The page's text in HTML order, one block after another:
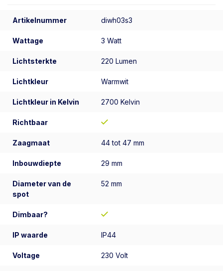
Artikelnummer diwh03s3
Wattage 3 Watt
Lichtsterkte 220 Lumen
Lichtkleur Warmwit
Lichtkleur in Kelvin 2700 Kelvin
Richtbaar
Zaagmaat 44 tot 47 mm
Inbouwdiepte 29 mm
Diameter van de
spot
52 mm
Dimbaar?
IP waarde IP44
Voltage 230 Volt